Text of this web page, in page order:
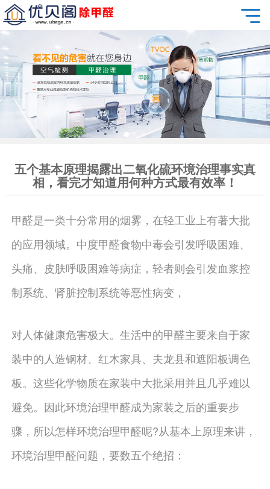
五个基本原理揭露出二氧化硫环境治理事实真
相，看完才知道用何种方式最有效率！
甲醛是一类十分常用的烟雾，在轻工业上有著大批
的应用领域。中度甲醛食物中毒会引发呼吸困难、
头痛、皮肤呼吸困难等病症，轻者则会引发血浆控
制系统、肾脏控制系统等恶性病变，
对人体健康危害极大。生活中的甲醛主要来自于家
装中的人造钢材、红木家具、夫龙县和遮阳板调色
板。这些化学物质在家装中大批采用并且几乎难以
避免。因此环境治理甲醛成为家装之后的重要步
骤，所以怎样环境治理甲醛呢?从基本上原理来讲，
环境治理甲醛问题，要数五个绝招：